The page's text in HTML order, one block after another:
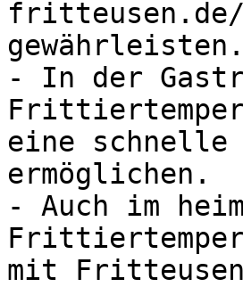
gewährleisten.
- In der
eine schnelle
ermöglichen.
- Auch im
mit